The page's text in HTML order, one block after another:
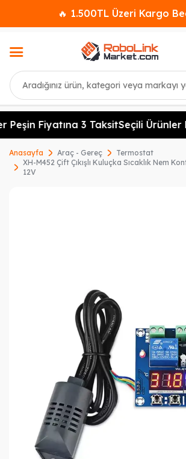
🔥 1.500TL Üzeri Kargo
Ara
Peşin Fiyatına 3 TaksitSeçili Ürünler
Anasayfa Araç - Gereç
Termostat
XH-M452 Çift Çıkışlı Kuluçka Sıcaklık Nem
12V